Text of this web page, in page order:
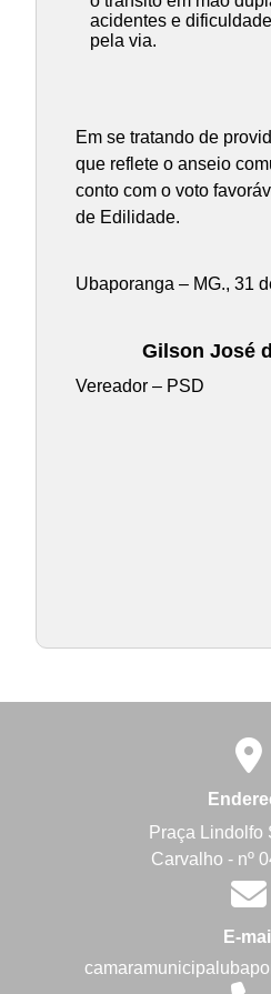
acidentes e
pela via.
Em se tratando de
que reflete o anseio
conto com o voto
de Edilidade.
Ubaporanga – MG., 31
Gilson José
Vereador – PSD
Praça Lindolfo
Carvalho - nº
E-mail